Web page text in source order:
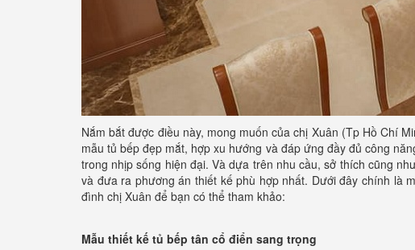
Nắm bắt được điều này, mong muốn của chị Xuân (Tp Hồ Chí
mẫu tủ bếp đẹp mắt, hợp xu hướng và đáp ứng đầy đủ công
trong nhịp sống hiện đại. Và dựa trên nhu cầu, sở thích cũng
và đưa ra phương án thiết kế phù hợp nhất. Dưới đây chính là
đình chị Xuân để bạn có thể tham khảo:
Mẫu thiết kế tủ bếp tân cổ điển sang trọng